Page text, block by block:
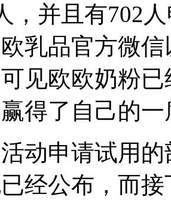
，并且有702
乳品官方微
见欧欧奶粉
得了自己的
申请试用的
经公布，而